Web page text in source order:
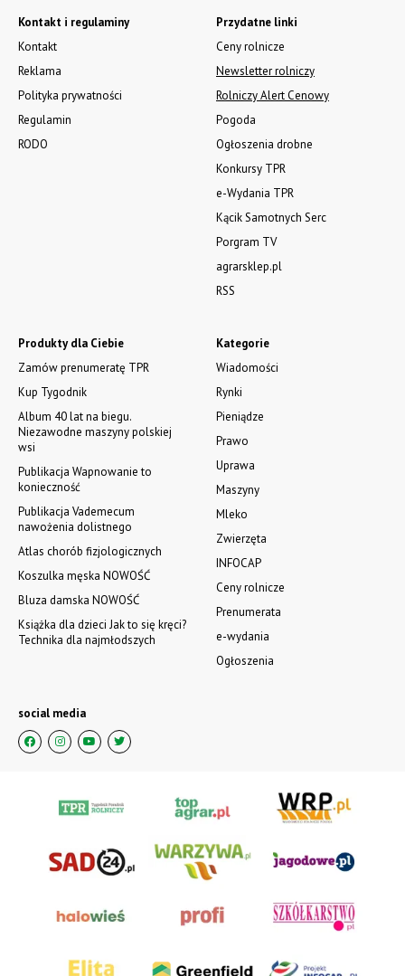
Kontakt i regulaminy
Kontakt
Reklama
Polityka prywatności
Regulamin
RODO
Kategorie
Wiadomości
Rynki
Pieniądze
Prawo
Uprawa
Maszyny
Mleko
Zwierzęta
INFOCAP
Ceny rolnicze
Prenumerata
e-wydania
Ogłoszenia
Produkty dla Ciebie
Zamów prenumeratę TPR
Kup Tygodnik
Album 40 lat na biegu.
Niezawodne maszyny polskiej
wsi
Publikacja Wapnowanie to
konieczność
Publikacja Vademecum
nawożenia dolistnego
Atlas chorób fizjologicznych
Koszulka męska NOWOŚĆ
Bluza damska NOWOŚĆ
Książka dla dzieci Jak to się kręci?
Technika dla najmłodszych
Przydatne linki
Ceny rolnicze
Newsletter rolniczy
Rolniczy Alert Cenowy
Pogoda
Ogłoszenia drobne
Konkursy TPR
e-Wydania TPR
Kącik Samotnych Serc
Porgram TV
agrarsklep.pl
RSS
social media